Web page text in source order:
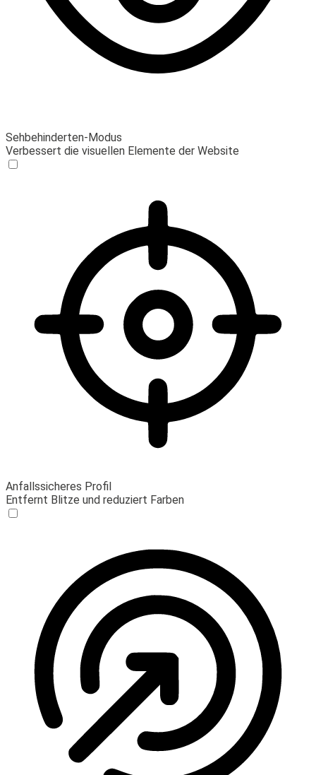
Sehbehinderten-Modus
Verbessert die visuellen Elemente der Website
Anfallssicheres Profil
Entfernt Blitze und reduziert Farben